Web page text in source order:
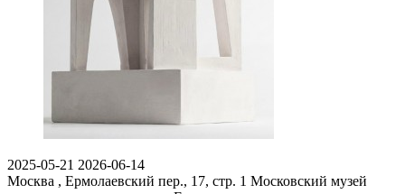
2025-05-21 2026-06-14
Москва , Ермолаевский пер., 17, стр. 1 Московский музей